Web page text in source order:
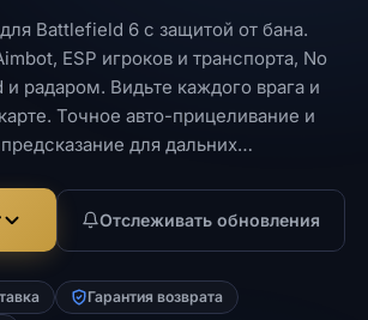
Battlefield 6 с защитой от бана.
ESP игроков и транспорта, No
и радаром. Видьте каждого врага и
Точное авто-прицеливание и
для дальних
Отслеживать обновления
Гарантия возврата